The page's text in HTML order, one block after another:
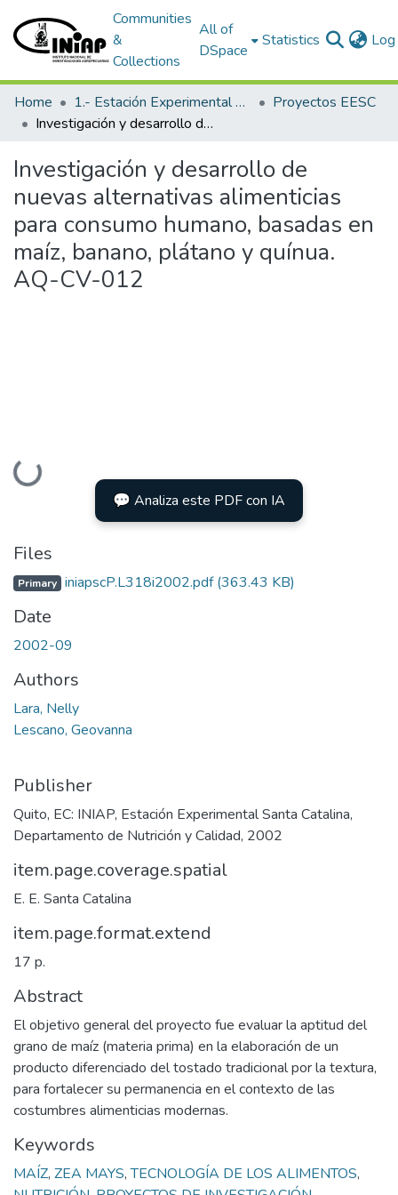
Communities
&
Collections
All of
DSpace
Statistics
Home 1.- Estación Experimental Santa Catalina
Proyectos EESC
Investigación y desarrollo de nuevas alternativas alimenticias para consumo humano, basadas en maíz, banano, plátano y quínua. AQ-CV-012
Investigación y desarrollo de
nuevas alternativas alimenticias
para consumo humano, basadas en
maíz, banano, plátano y quínua.
AQ-CV-012
Loading...
💬 Analiza este PDF con IA
Files
Primary iniapscP.L318i2002.pdf(363.43 KB)
Date
2002-09
Authors
Lara, Nelly
Lescano, Geovanna
Publisher
Quito, EC: INIAP, Estación Experimental Santa Catalina,
Departamento de Nutrición y Calidad, 2002
item.page.coverage.spatial
E. E. Santa Catalina
item.page.format.extend
17 p.
Abstract
El objetivo general del proyecto fue evaluar la aptitud del
grano de maíz (materia prima) en la elaboración de un
producto diferenciado del tostado tradicional por la textura,
para fortalecer su permanencia en el contexto de las
costumbres alimenticias modernas.
Keywords
MAÍZ, ZEA MAYS,TECNOLOGÍA DE LOS ALIMENTOS,